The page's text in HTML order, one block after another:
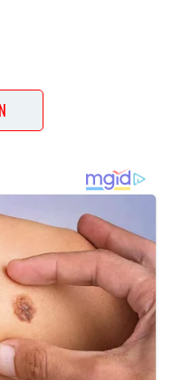
zum Rezept?
Kommentar am
herstellen und 20